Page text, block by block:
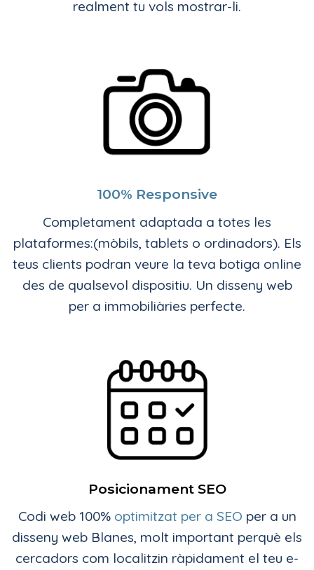
realment tu vols mostrar-li.
100% Responsive
Completament adaptada a totes les
plataformes:(mòbils, tablets o ordinadors). Els
teus clients podran veure la teva botiga online
des de qualsevol dispositiu. Un disseny web
per a immobiliàries perfecte.
Posicionament SEO
Codi web 100% optimitzat per a SEO per a un
disseny web Blanes, molt important perquè els
cercadors com localitzin ràpidament el teu e-